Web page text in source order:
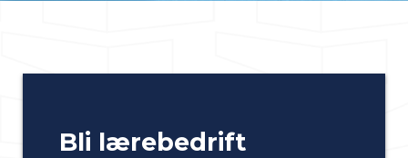
Bli lærebedrift